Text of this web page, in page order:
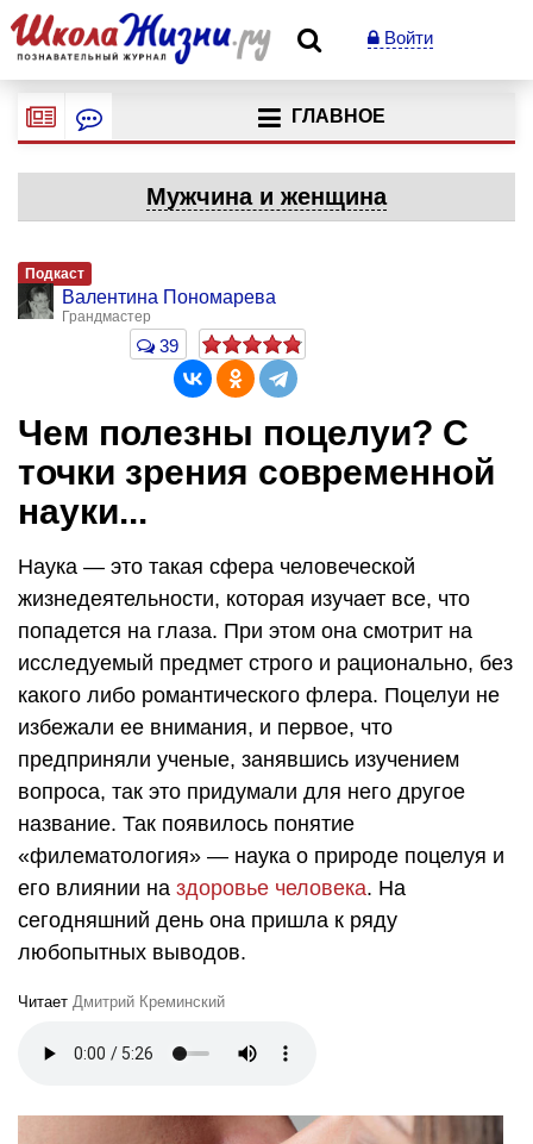
Войти
ГЛАВНОЕ
Мужчина и женщина
Подкаст
Валентина Пономарева
Грандмастер
39
Чем полезны поцелуи? С
точки зрения современной
науки...
Наука — это такая сфера человеческой
жизнедеятельности, которая изучает все, что
попадется на глаза. При этом она смотрит на
исследуемый предмет строго и рационально, без
какого либо романтического флера. Поцелуи не
избежали ее внимания, и первое, что
предприняли ученые, занявшись изучением
вопроса, так это придумали для него другое
название. Так появилось понятие
«филематология» — наука о природе поцелуя и
его влиянии на здоровье человека. На
сегодняшний день она пришла к ряду
любопытных выводов.
Читает Дмитрий Креминский